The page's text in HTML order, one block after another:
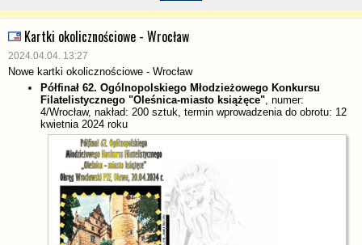
Kartki okolicznościowe - Wrocław
2024.04.04. 13:27
Nowe kartki okolicznościowe - Wrocław
Półfinał 62. Ogólnopolskiego Młodzieżowego Konkursu
Filatelistycznego "Oleśnica-miasto książęce", numer:
4/Wrocław, nakład: 200 sztuk, termin wprowadzenia do obrotu: 12
kwietnia 2024 roku